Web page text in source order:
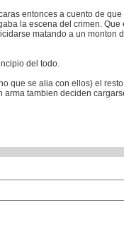
entonces a cuento de
la escena del crimen. Que
matando a un monton
del todo.
que se alia con ellos) el
tambien deciden